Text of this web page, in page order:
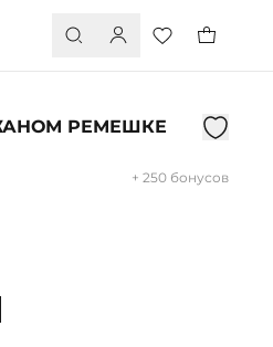
РЕМЕШКЕ
+ 250 бонусов